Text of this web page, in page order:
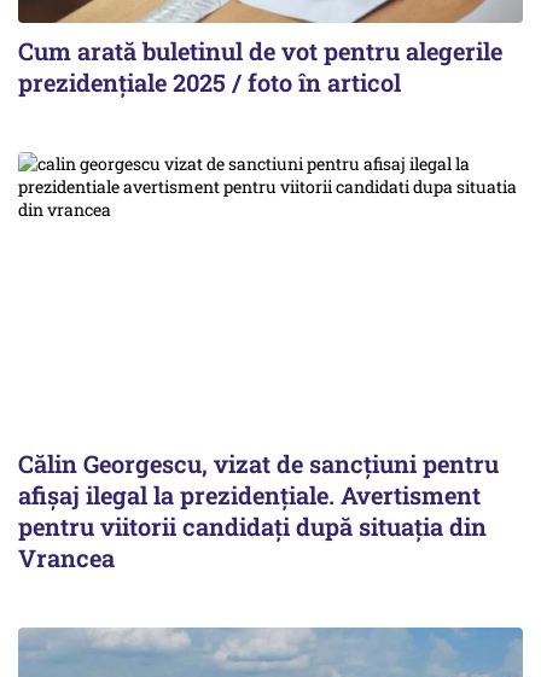
Cum arată buletinul de vot pentru alegerile
prezidențiale 2025 / foto în articol
Călin Georgescu, vizat de sancțiuni pentru
afișaj ilegal la prezidențiale. Avertisment
pentru viitorii candidați după situația din
Vrancea